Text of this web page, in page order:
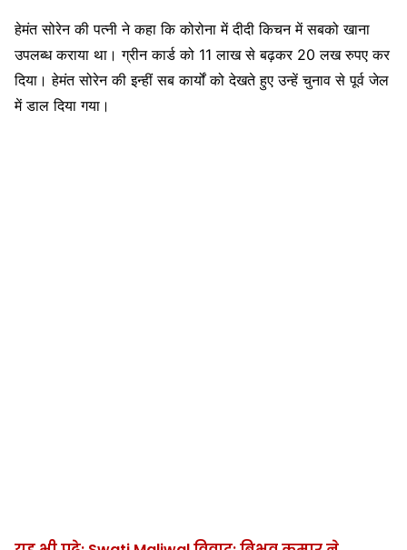
हेमंत सोरेन की पत्नी ने कहा कि कोरोना में दीदी किचन में सबको खाना
उपलब्ध कराया था। ग्रीन कार्ड को 11 लाख से बढ़कर 20 लख रुपए कर
दिया। हेमंत सोरेन की इन्हीं सब कार्यों को देखते हुए उन्हें चुनाव से पूर्व जेल
में डाल दिया गया।